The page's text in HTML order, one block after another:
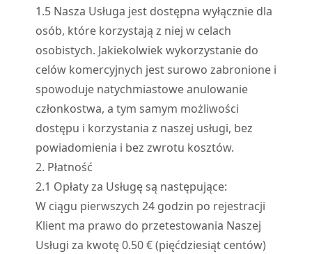
1.5Nasza Usługa jest dostępna wyłącznie dla
osób, które korzystają z niej w celach
osobistych. Jakiekolwiek wykorzystanie do
celów komercyjnych jest surowo zabronione i
spowoduje natychmiastowe anulowanie
członkostwa, a tym samym możliwości
dostępu i korzystania z naszej usługi, bez
powiadomienia i bez zwrotu kosztów.
2. Płatność
2.1 Opłaty za Usługę są następujące:
W ciągu pierwszych 24 godzin po rejestracji
Klient ma prawo do przetestowania Naszej
Usługi za kwotę 0.50 € (pięćdziesiąt centów)